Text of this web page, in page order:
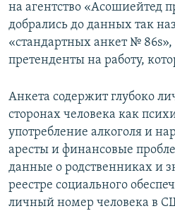
на агентство «Асошиейтед
добрались до данных так
«стандартных анкет №
претенденты на работу,
Анкета содержит глубоко
сторонах человека как
употребление алкоголя и
аресты и финансовые
данные о родственниках и
реестре социального
личный номер человека в